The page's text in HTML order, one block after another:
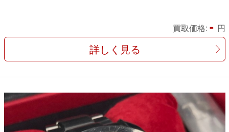
買取価格: - 円
詳しく見る